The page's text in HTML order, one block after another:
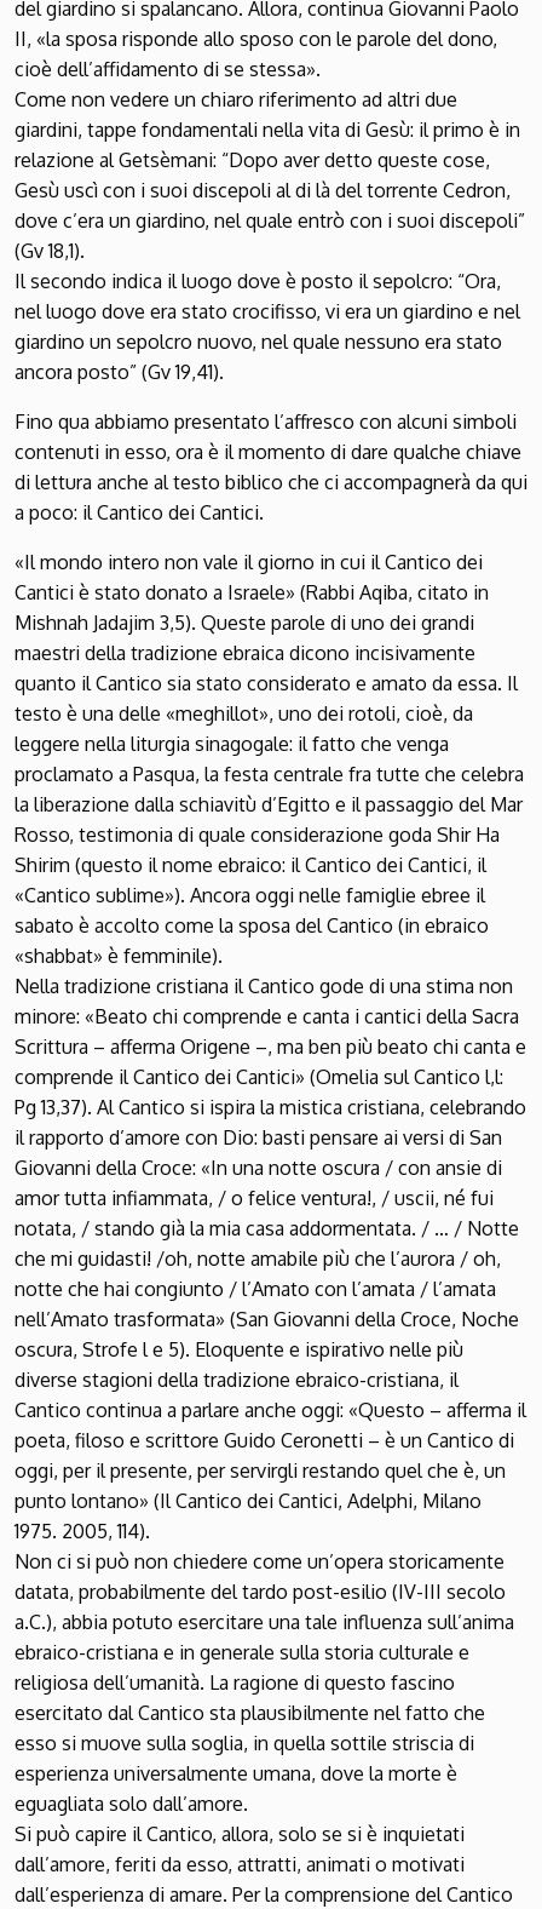
del giardino si spalancano. Allora, continua Giovanni Paolo
II, «la sposa risponde allo sposo con le parole del dono,
cioè dell’affidamento di se stessa».
Come non vedere un chiaro riferimento ad altri due
giardini, tappe fondamentali nella vita di Gesù: il primo è in
relazione al Getsèmani: “Dopo aver detto queste cose,
Gesù uscì con i suoi discepoli al di là del torrente Cedron,
dove c’era un giardino, nel quale entrò con i suoi discepoli”
(Gv 18,1).
Il secondo indica il luogo dove è posto il sepolcro: “Ora,
nel luogo dove era stato crocifisso, vi era un giardino e nel
giardino un sepolcro nuovo, nel quale nessuno era stato
ancora posto” (Gv 19,41).
Fino qua abbiamo presentato l’affresco con alcuni simboli
contenuti in esso, ora è il momento di dare qualche chiave
di lettura anche al testo biblico che ci accompagnerà da qui
a poco: il Cantico dei Cantici.
«Il mondo intero non vale il giorno in cui il Cantico dei
Cantici è stato donato a Israele» (Rabbi Aqiba, citato in
Mishnah Jadajim 3,5). Queste parole di uno dei grandi
maestri della tradizione ebraica dicono incisivamente
quanto il Cantico sia stato considerato e amato da essa. Il
testo è una delle «meghillot», uno dei rotoli, cioè, da
leggere nella liturgia sinagogale: il fatto che venga
proclamato a Pasqua, la festa centrale fra tutte che celebra
la liberazione dalla schiavitù d’Egitto e il passaggio del Mar
Rosso, testimonia di quale considerazione goda Shir Ha
Shirim (questo il nome ebraico: il Cantico dei Cantici, il
«Cantico sublime»). Ancora oggi nelle famiglie ebree il
sabato è accolto come la sposa del Cantico (in ebraico
«shabbat» è femminile).
Nella tradizione cristiana il Cantico gode di una stima non
minore: «Beato chi comprende e canta i cantici della Sacra
Scrittura – afferma Origene –, ma ben più beato chi canta e
comprende il Cantico dei Cantici» (Omelia sul Cantico l,l:
Pg 13,37). Al Cantico si ispira la mistica cristiana, celebrando
il rapporto d’amore con Dio: basti pensare ai versi di San
Giovanni della Croce: «In una notte oscura / con ansie di
amor tutta infiammata, / o felice ventura!, / uscii, né fui
notata, / stando già la mia casa addormentata. / … / Notte
che mi guidasti! /oh, notte amabile più che l’aurora / oh,
notte che hai congiunto / l’Amato con l’amata / l’amata
nell’Amato trasformata» (San Giovanni della Croce, Noche
oscura, Strofe l e 5). Eloquente e ispirativo nelle più
diverse stagioni della tradizione ebraico-cristiana, il
Cantico continua a parlare anche oggi: «Questo – afferma il
poeta, filoso e scrittore Guido Ceronetti – è un Cantico di
oggi, per il presente, per servirgli restando quel che è, un
punto lontano» (Il Cantico dei Cantici, Adelphi, Milano
1975. 2005, 114).
Non ci si può non chiedere come un’opera storicamente
datata, probabilmente del tardo post-esilio (IV-III secolo
a.C.), abbia potuto esercitare una tale influenza sull’anima
ebraico-cristiana e in generale sulla storia culturale e
religiosa dell’umanità. La ragione di questo fascino
esercitato dal Cantico sta plausibilmente nel fatto che
esso si muove sulla soglia, in quella sottile striscia di
esperienza universalmente umana, dove la morte è
eguagliata solo dall’amore.
Si può capire il Cantico, allora, solo se si è inquietati
dall’amore, feriti da esso, attratti, animati o motivati
dall’esperienza di amare. Per la comprensione del Cantico